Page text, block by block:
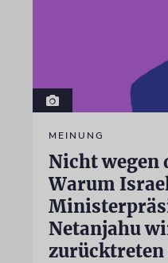
MEINUNG
Nicht wegen
Warum
Netanjahu